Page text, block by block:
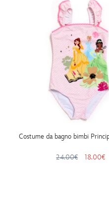
Costume da bagno bimbi
24.00€ 18.00€